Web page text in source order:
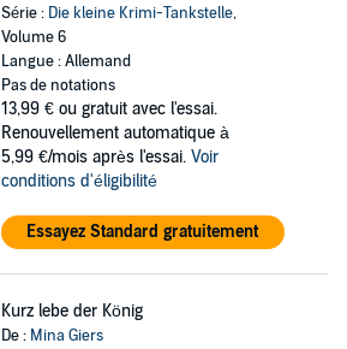
Série : Die kleine Krimi-Tankstelle,
Volume 6
Langue : Allemand
Pas de notations
13,99 € ou gratuit avec l'essai.
Renouvellement automatique à
5,99 €/mois après l'essai. Voir
conditions d'éligibilité
Essayez Standard gratuitement
Kurz lebe der König
De : Mina Giers